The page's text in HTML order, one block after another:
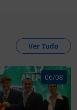
Ver Tudo
06/08